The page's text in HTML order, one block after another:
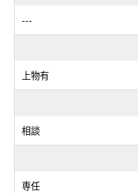
---
上物有
相談
専任